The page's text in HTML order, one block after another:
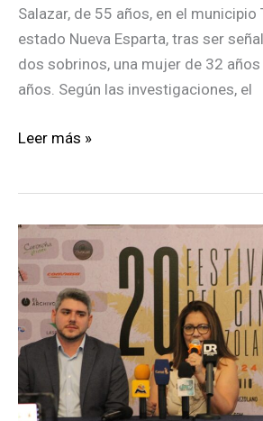
Salazar, de 55 años, en el municipio
estado Nueva Esparta, tras ser
dos sobrinos, una mujer de 32
años. Según las investigaciones, el
Le
con
aceite
caliente
a
sus
sobrinos
Leer más »